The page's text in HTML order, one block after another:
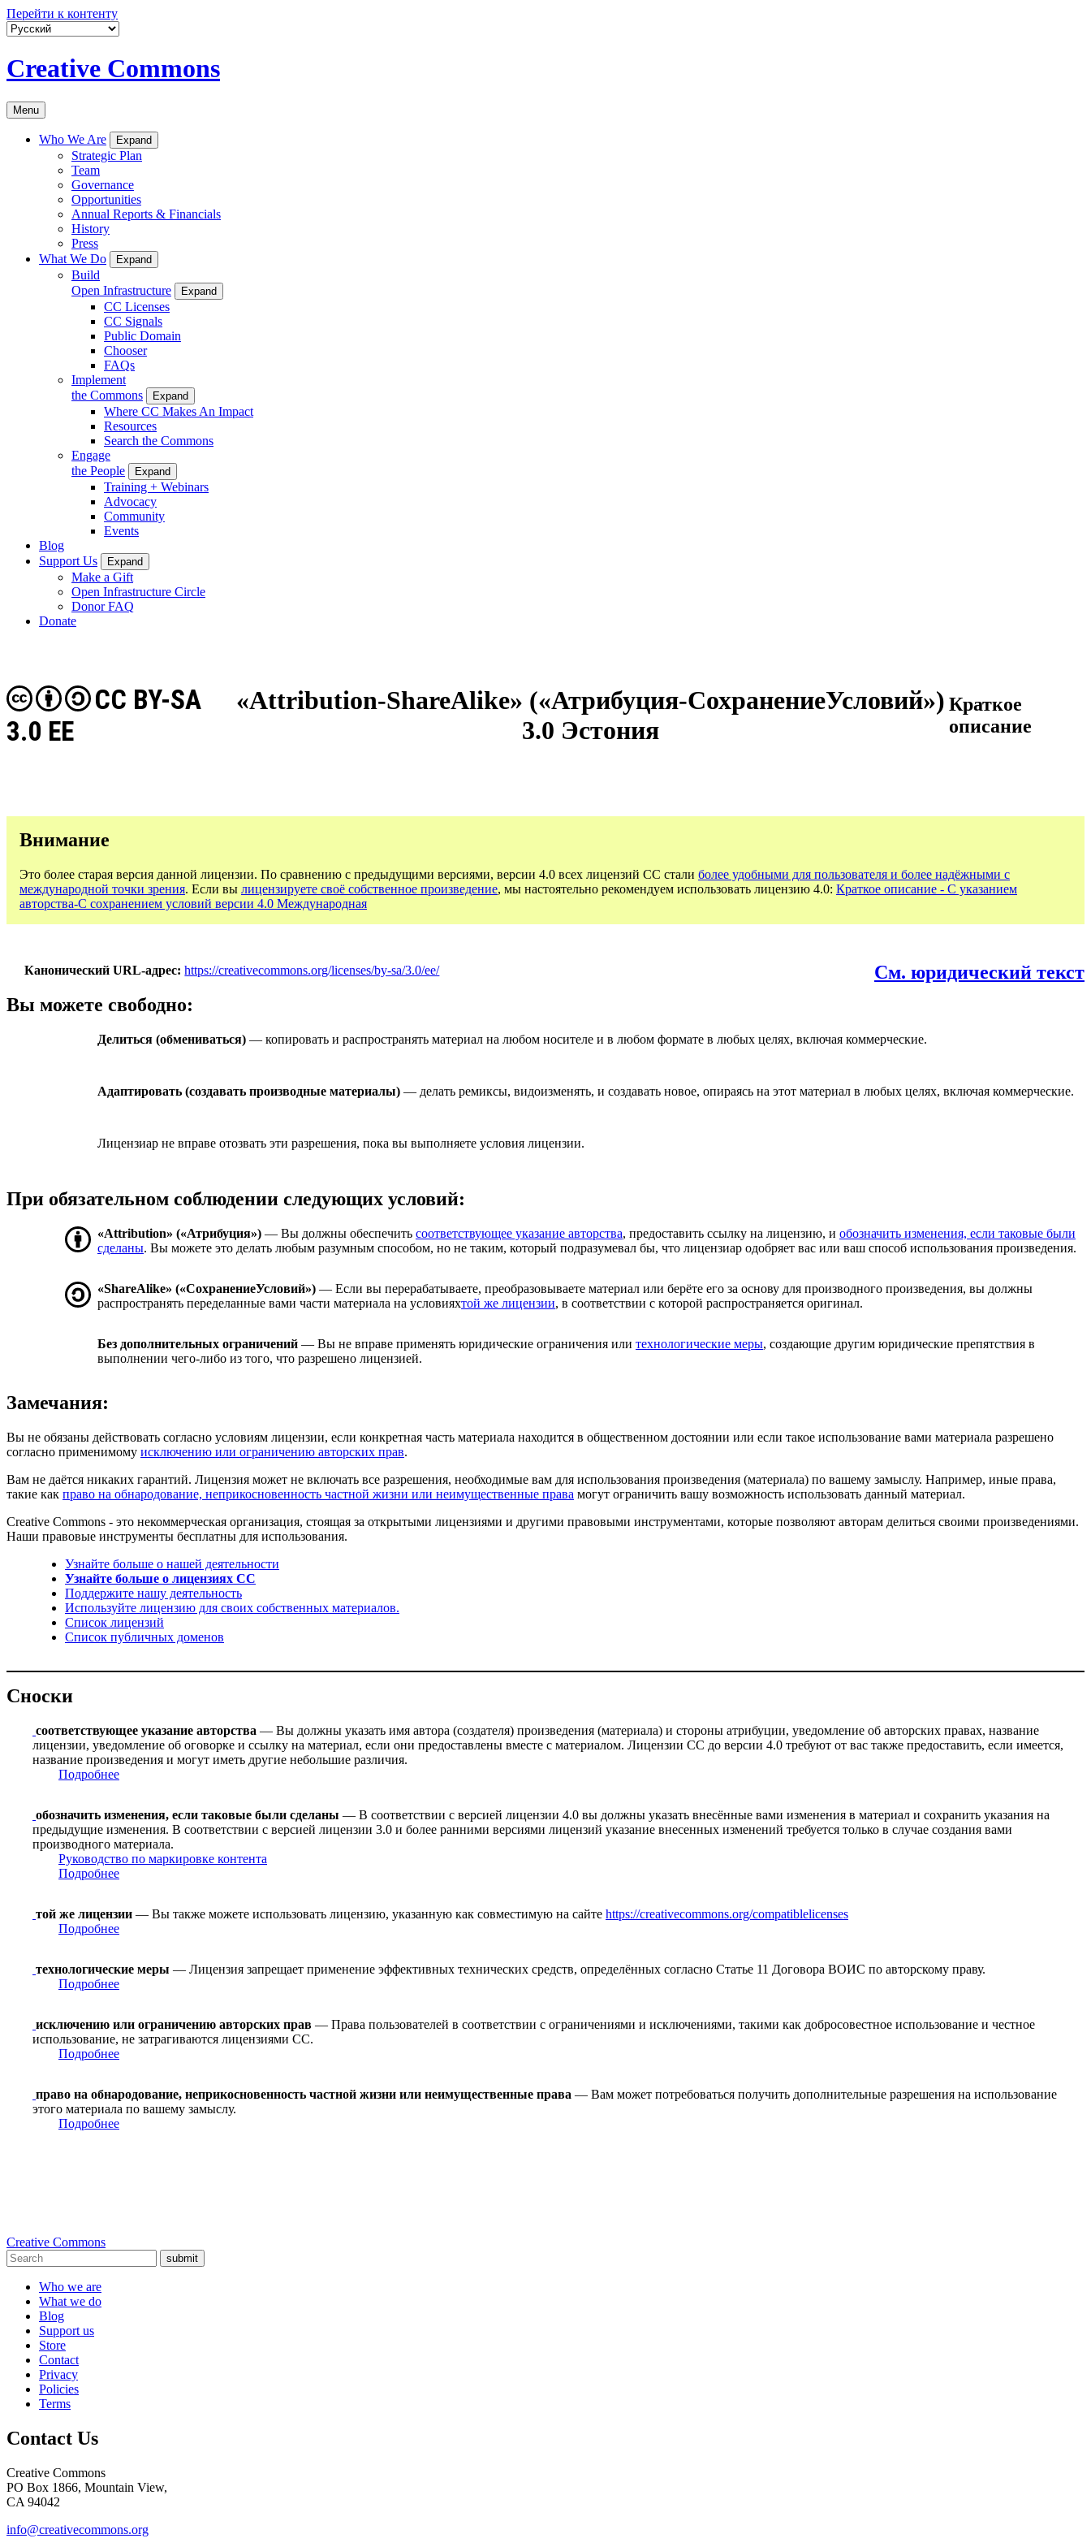
Перейти к контенту
Creative Commons
Menu
Who We Are Expand
Strategic Plan
Team
Governance
Opportunities
Annual Reports & Financials
History
Press
What We Do
Expand
Build
Open Infrastructure
Expand
CC Licenses
CC Signals
Public Domain
Chooser
FAQs
Implement
the Commons
Expand
Where CC Makes An Impact
Resources
Search the Commons
Engage
the People
Expand
Training + Webinars
Advocacy
Community
Events
Blog
Support Us
Expand
Make a Gift
Open Infrastructure Circle
Donor FAQ
Donate
«Attribution-ShareAlike» («Атрибуция-СохранениеУсловий»)
3.0 Эстония
CC BY-SA
3.0 EE
Краткое
описание
Внимание
Это более старая версия данной лицензии. По сравнению с предыдущими версиями, версии 4.0 всех лицензий CC стали более удобными для пользователя и более надёжными с
международной точки зрения. Если вы лицензируете своё собственное произведение, мы настоятельно рекомендуем использовать лицензию 4.0: Краткое описание - С указанием
авторства-С сохранением условий версии 4.0 Международная
Канонический URL-адрес https://creativecommons.org/licenses/by-sa/3.0/ee/
См. юридический текст
Вы можете свободно:
Делиться (обмениваться) — копировать и распространять материал на любом носителе и в любом формате в любых целях, включая коммерческие.
Адаптировать (создавать производные материалы) — делать ремиксы, видоизменять, и создавать новое, опираясь на этот материал в любых целях, включая коммерческие.
Лицензиар не вправе отозвать эти разрешения, пока вы выполняете условия лицензии.
При обязательном соблюдении следующих условий:
«Attribution» («Атрибуция») — Вы должны обеспечить соответствующее указание авторства, предоставить ссылку на лицензию, и обозначить изменения, если таковые были
сделаны. Вы можете это делать любым разумным способом, но не таким, который подразумевал бы, что лицензиар одобряет вас или ваш способ использования произведения.
«ShareAlike» («СохранениеУсловий») — Если вы перерабатываете, преобразовываете материал или берёте его за основу для производного произведения, вы должны
распространять переделанные вами части материала на условияхтой же лицензии, в соответствии с которой распространяется оригинал.
Без дополнительных ограничений — Вы не вправе применять юридические ограничения или технологические меры, создающие другим юридические препятствия в
выполнении чего-либо из того, что разрешено лицензией.
Замечания:
Вы не обязаны действовать согласно условиям лицензии, если конкретная часть материала находится в общественном достоянии или если такое использование вами материала разрешено
согласно применимому исключению или ограничению авторских прав.
Вам не даётся никаких гарантий. Лицензия может не включать все разрешения, необходимые вам для использования произведения (материала) по вашему замыслу. Например, иные права,
такие как право на обнародование, неприкосновенность частной жизни или неимущественные права могут ограничить вашу возможность использовать данный материал.
Creative Commons - это некоммерческая организация, стоящая за открытыми лицензиями и другими правовыми инструментами, которые позволяют авторам делиться своими произведениями.
Наши правовые инструменты бесплатны для использования.
Узнайте больше о нашей деятельности
Узнайте больше о лицензиях CC
Поддержите нашу деятельность
Используйте лицензию для своих собственных материалов.
Список лицензий
Список публичных доменов
Сноски
соответствующее указание авторства — Вы должны указать имя автора (создателя) произведения (материала) и стороны атрибуции, уведомление об авторских правах, название
лицензии, уведомление об оговорке и ссылку на материал, если они предоставлены вместе с материалом. Лицензии CC до версии 4.0 требуют от вас также предоставить, если имеется,
название произведения и могут иметь другие небольшие различия.
Подробнее
обозначить изменения, если таковые были сделаны — В соответствии с версией лицензии 4.0 вы должны указать внесённые вами изменения в материал и сохранить указания на
предыдущие изменения. В соответствии с версией лицензии 3.0 и более ранними версиями лицензий указание внесенных изменений требуется только в случае создания вами
производного материала.
Руководство по маркировке контента
Подробнее
той же лицензии — Вы также можете использовать лицензию, указанную как совместимую на сайте https://creativecommons.org/compatiblelicenses
Подробнее
технологические меры — Лицензия запрещает применение эффективных технических средств, определённых согласно Статье 11 Договора ВОИС по авторскому праву.
Подробнее
исключению или ограничению авторских прав — Права пользователей в соответствии с ограничениями и исключениями, такими как добросовестное использование и честное
использование, не затрагиваются лицензиями CC.
Подробнее
право на обнародование, неприкосновенность частной жизни или неимущественные права — Вам может потребоваться получить дополнительные разрешения на использование
этого материала по вашему замыслу.
Подробнее
Creative Commons
submit
Who we are
What we do
Blog
Support us
Store
Contact
Privacy
Policies
Terms
Contact Us
Creative Commons
PO Box 1866, Mountain View,
CA 94042
info@creativecommons.org